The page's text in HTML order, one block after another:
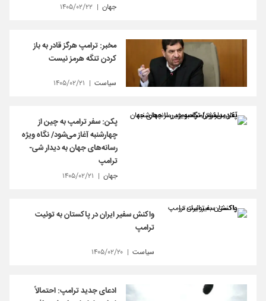
جهان ۱۴۰۵/۰۲/۲۲
مخبر: ترامپ هرگز قادر به باز
کردن تنگه هرمز نیست
سیاست ۱۴۰۵/۰۲/۲۱
پکن: سفر ترامپ به چین از
چهارشنبه آغاز می‌شود/ نگاه ویژه
رسانه‌های جهان به دیدار شی-
ترامپ
جهان ۱۴۰۵/۰۲/۲۱
واکنش سفیر ایران در پاکستان به توئیت
ترامپ
سیاست ۱۴۰۵/۰۲/۲۰
ادعای جدید ترامپ: احتمالاً